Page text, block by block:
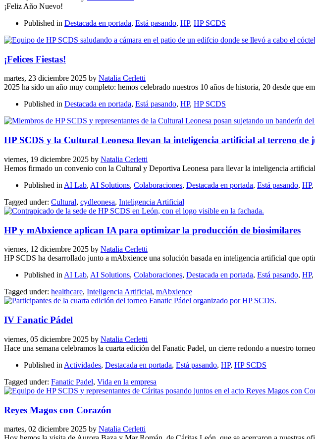
¡Feliz Año Nuevo!
Published in Destacada en portada, Está pasando, HP, HP SCDS
¡Felices Fiestas!
martes, 23 diciembre 2025 by Natalia Cerletti
2025 ha sido un año muy completo: hemos celebrado nuestros 10 años de historia, 20 desde que
Published in Destacada en portada, Está pasando, HP, HP SCDS
HP SCDS y la Cultural Leonesa llevan la inteligencia artificial al terreno de
viernes, 19 diciembre 2025 by Natalia Cerletti
Hemos firmado un convenio con la Cultural y Deportiva Leonesa para llevar la inteligencia
Published in AI Lab, AI Solutions, Colaboraciones, Destacada en portada, Está pasando, HP,
Tagged under: Cultural, cydleonesa, Inteligencia Artificial
HP y mAbxience aplican IA para optimizar la producción de biosimilares
viernes, 12 diciembre 2025 by Natalia Cerletti
HP SCDS ha desarrollado junto a mAbxience una solución basada en inteligencia artificial que
Published in AI Lab, AI Solutions, Colaboraciones, Destacada en portada, Está pasando, HP,
Tagged under: healthcare, Inteligencia Artificial, mAbxience
IV Fanatic Pádel
viernes, 05 diciembre 2025 by Natalia Cerletti
Hace una semana celebramos la cuarta edición del Fanatic Padel, un cierre redondo a nuestro
Published in Actividades, Destacada en portada, Está pasando, HP, HP SCDS
Tagged under: Fanatic Padel, Vida en la empresa
Reyes Magos con Corazón
martes, 02 diciembre 2025 by Natalia Cerletti